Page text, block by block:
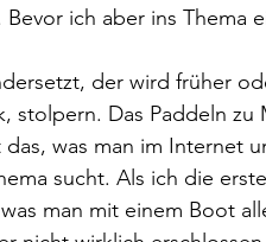
ich aber ins Thema
der wird früher
stolpern. Das Paddeln zu
was man im Internet
sucht. Als ich die
man mit einem Boot